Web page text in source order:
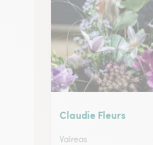
Claudie Fleurs
Valreas